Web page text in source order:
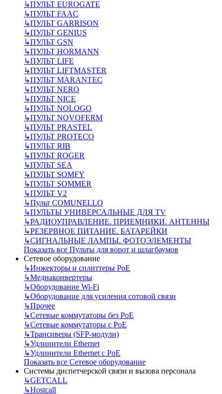
↳ПУЛЬТ EUROGATE
↳ПУЛЬТ FAAC
↳ПУЛЬТ GARRISON
↳ПУЛЬТ GENIUS
↳ПУЛЬТ GSN
↳ПУЛЬТ HORMANN
↳ПУЛЬТ LIFE
↳ПУЛЬТ LIFTMASTER
↳ПУЛЬТ MARANTEC
↳ПУЛЬТ NERO
↳ПУЛЬТ NICE
↳ПУЛЬТ NOLOGO
↳ПУЛЬТ NOVOFERM
↳ПУЛЬТ PRASTEL
↳ПУЛЬТ PROTECO
↳ПУЛЬТ RIB
↳ПУЛЬТ ROGER
↳ПУЛЬТ SEA
↳ПУЛЬТ SOMFY
↳ПУЛЬТ SOMMER
↳ПУЛЬТ V2
↳Пульт СOMUNELLO
↳ПУЛЬТЫ УНИВЕРСАЛЬНЫЕ ДЛЯ TV
↳РАДИОУПРАВЛЕНИЕ. ПРИЕМНИКИ. АНТЕННЫ
↳РЕЗЕРВНОЕ ПИТАНИЕ. БАТАРЕЙКИ
↳СИГНАЛЬНЫЕ ЛАМПЫ. ФОТОЭЛЕМЕНТЫ
Показать все Пульты для ворот и шлагбаумов
Сетевое оборудование
↳Инжекторы и сплиттеры РоЕ
↳Медиаконвертеры
↳Оборудование Wi-Fi
↳Оборудование для усиления сотовой связи
↳Прочее
↳Сетевые коммутаторы без РоЕ
↳Сетевые коммутаторы с РоЕ
↳Трансиверы (SFP-модули)
↳Удлинители Ethernet
↳Удлинители Ethernet с PoE
Показать все Сетевое оборудование
Системы диспетчерской связи и вызова персонала
↳GETCALL
↳Hostcall